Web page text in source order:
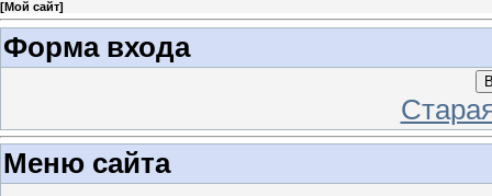
[Мой сайт]
Форма входа
Меню сайта